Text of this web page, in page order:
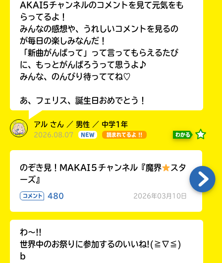
AKAI5チャンネルのコメントを見て元気をも
らってるよ！
みんなの感想や、うれしいコメントを見るの
が毎日の楽しみなんだ！
「新曲がんばって」って言ってもらえるたび
に、もっとがんばろうって思うよ♪
みんな、のんびり待っててね♡
あ、フェリス、誕生日おめでとう！
アル さん ／ 男性 ／ 中学1年
2026.08.07 NEW 読まれてるよ !! わかる
のぞき見！MAKAI５チャンネル『魔界
スタ
ーズ』
コメント 480 2026年03月10日
わ〜!!
世界中のお祭りに参加するのいいね!(≧∇≦)
b